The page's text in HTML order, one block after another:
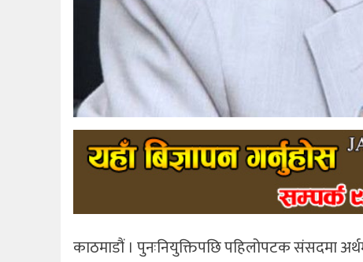
काठमाडौं । पुनःनियुक्तिपछि पहिलोपटक संसदमा